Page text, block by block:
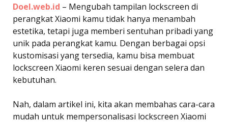
Doel.web.id – Mengubah tampilan lockscreen di
perangkat Xiaomi kamu tidak hanya menambah
estetika, tetapi juga memberi sentuhan pribadi yang
unik pada perangkat kamu. Dengan berbagai opsi
kustomisasi yang tersedia, kamu bisa membuat
lockscreen Xiaomi keren sesuai dengan selera dan
kebutuhan.
Nah, dalam artikel ini, kita akan membahas cara-cara
mudah untuk mempersonalisasi lockscreen Xiaomi